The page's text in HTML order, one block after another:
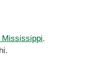
Mississippi.